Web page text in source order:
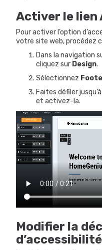
Activer le lien
Pour activer l’option
votre site web, procédez
Dans la navigation
cliquez sur Design.
Sélectionnez
Faites défiler
et activez-la.
Modifier la
d’accessibilité